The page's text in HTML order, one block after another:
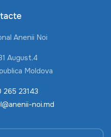
Anenii Noi
August,4
Moldova
265 23143
noi.md